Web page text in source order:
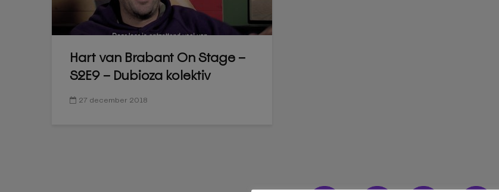
Hart van Brabant On Stage –
S2E9 – Dubioza kolektiv
27 december 2018